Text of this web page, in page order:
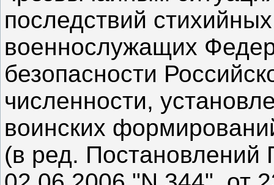
последствий
военнослужащих
безопасности
численности,
воинских
(в ред. Постановлений